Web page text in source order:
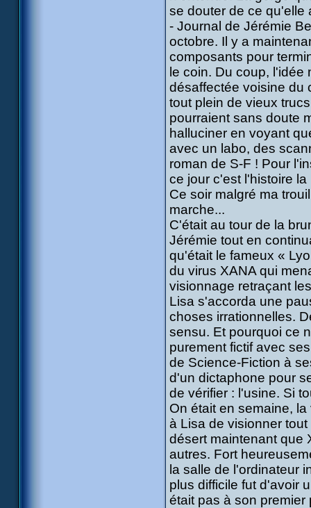
se douter de ce qu'elle
- Journal de Jérémie
octobre. Il y a
composants pour
le coin. Du coup,
désaffectée voisine du
tout plein de vieux
pourraient sans doute
halluciner en voyant
avec un labo, des
roman de S-F ! Pour
ce jour c'est l'histoire
Ce soir malgré ma
marche...
C'était au tour de la
Jérémie tout en
qu'était le fameux «
du virus XANA qui
visionnage retraçant
Lisa s'accorda une
choses irrationnelles.
sensu. Et pourquoi ce
purement fictif avec
de Science-Fiction à
d'un dictaphone pour
de vérifier : l'usine. Si
On était en semaine,
à Lisa de visionner
désert maintenant que
autres. Fort
la salle de l'ordinateur
plus difficile fut d'avoir
était pas à son premier